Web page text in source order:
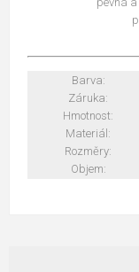
Barva:
Záruka:
Hmotnost:
Materiál:
Rozměry:
Objem: